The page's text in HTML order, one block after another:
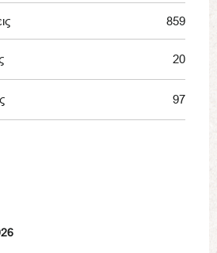
859
20
97